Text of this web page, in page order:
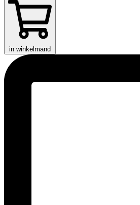
in winkelmand